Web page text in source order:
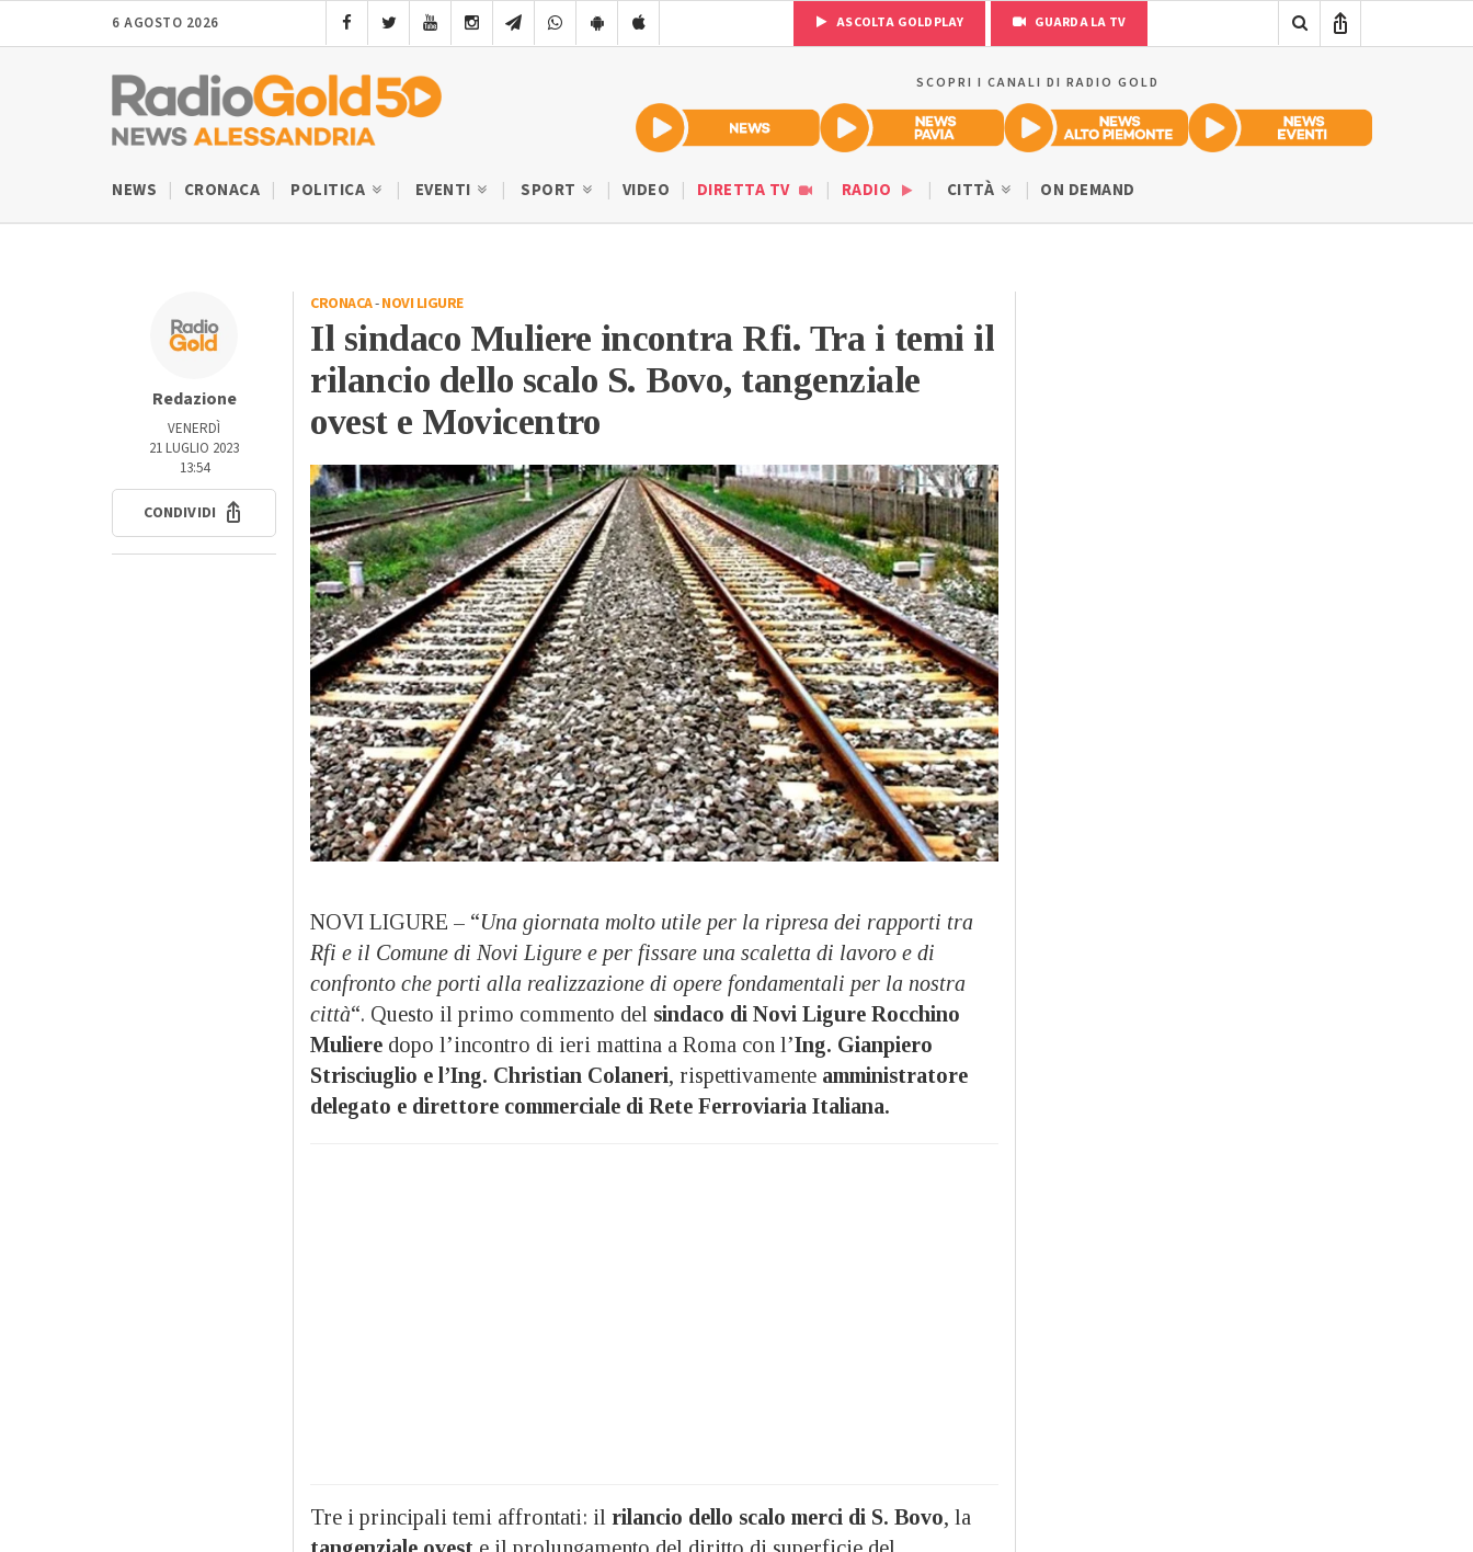
6 AGOSTO 2026 ASCOLTA GOLDPLAY GUARDA LA TV
SCOPRI I CANALI DI RADIO GOLD
NEWS CRONACA POLITICA EVENTI SPORT VIDEO DIRETTA TV RADIO CITTÀ ON DEMAND
Redazione
VENERDÌ
21 LUGLIO 2023
13:54
CONDIVIDI
CRONACA-NOVI LIGURE
Il sindaco Muliere incontra Rfi. Tra i temi il
rilancio dello scalo S. Bovo, tangenziale
ovest e Movicentro
NOVI LIGURE – “Una giornata molto utile per la ripresa dei rapporti tra
Rfi e il Comune di Novi Ligure e per fissare una scaletta di lavoro e di
confronto che porti alla realizzazione di opere fondamentali per la nostra
città“. Questo il primo commento del sindaco di Novi Ligure Rocchino
Muliere dopo l’incontro di ieri mattina a Roma con l’Ing. Gianpiero
Strisciuglio e l’Ing. Christian Colaneri, rispettivamente amministratore
delegato e direttore commerciale di Rete Ferroviaria Italiana.
Tre i principali temi affrontati: il rilancio dello scalo merci di S. Bovo, la